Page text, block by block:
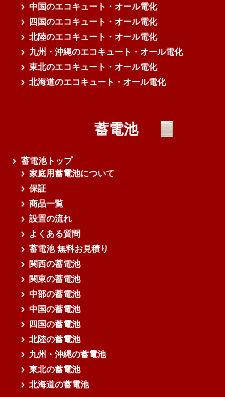
中国のエコキュート・オール電化
四国のエコキュート・オール電化
北陸のエコキュート・オール電化
九州・沖縄のエコキュート・オール電化
東北のエコキュート・オール電化
北海道のエコキュート・オール電化
蓄電池
蓄電池トップ
家庭用蓄電池について
保証
商品一覧
設置の流れ
よくある質問
蓄電池 無料お見積り
関西の蓄電池
関東の蓄電池
中部の蓄電池
中国の蓄電池
四国の蓄電池
北陸の蓄電池
九州・沖縄の蓄電池
東北の蓄電池
北海道の蓄電池